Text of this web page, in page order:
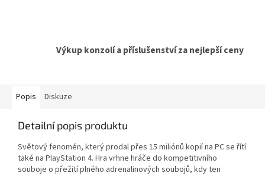
Výkup konzolí a příslušenství za nejlepší ceny
Popis Diskuze
Detailní popis produktu
Světový fenomén, který prodal přes 15 miliónů kopií na PC se řítí
také na PlayStation 4. Hra vrhne hráče do kompetitivního
souboje o přežití plného adrenalinových soubojů, kdy ten